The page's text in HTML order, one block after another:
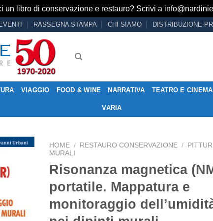
un libro di conservazione e restauro? Scrivi a
EVENTI RASSEGNA STAMPA CHI SIAMO DISTRIBUZIONE-
VIAGGIO FOOD & WINE NARRATIVA TEATRO E CINEMA
VARIA
dei
desideri
HOME / RESTAURO CONSERVAZIONE /
MURALI
Risonanza magnetica
portatile. Mappatura e
monitoraggio